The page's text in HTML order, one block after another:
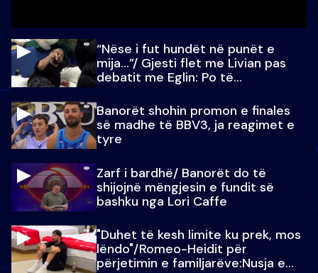
“Nëse i fut hundët në punët e
mija…”/ Gjesti flet me Livian pas
debatit me Eglin: Po të
Banorët shohin promon e finales
së madhe të BBV3, ja reagimet e
tyre
Zarf i bardhë/ Banorët do të
shijojnë mëngjesin e fundit së
bashku nga Lori Caffe
"Duhet të kesh limite ku prek, mos
lëndo"/Romeo-Heidit për
përjetimin e familjarëve:Nusja e